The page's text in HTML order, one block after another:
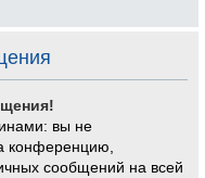
вы не
конференцию,
сообщений на всей